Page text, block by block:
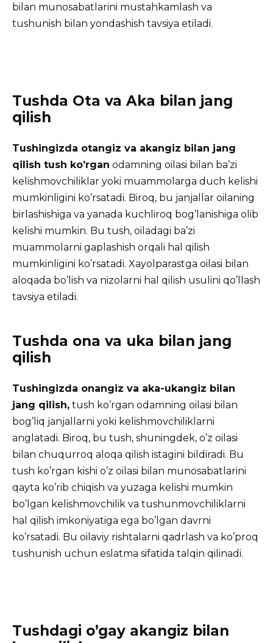
bilan munosabatlarini mustahkamlash va
tushunish bilan yondashish tavsiya etiladi.
Tushda Ota va Aka bilan jang
qilish
Tushingizda otangiz va akangiz bilan jang
qilish tush ko’rgan odamning oilasi bilan ba’zi
kelishmovchiliklar yoki muammolarga duch kelishi
mumkinligini ko’rsatadi. Biroq, bu janjallar oilaning
birlashishiga va yanada kuchliroq bog’lanishiga olib
kelishi mumkin. Bu tush, oiladagi ba’zi
muammolarni gaplashish orqali hal qilish
mumkinligini ko’rsatadi. Xayolparastga oilasi bilan
aloqada bo’lish va nizolarni hal qilish usulini qo’llash
tavsiya etiladi.
Tushda ona va uka bilan jang
qilish
Tushingizda onangiz va aka-ukangiz bilan
jang qilish, tush ko’rgan odamning oilasi bilan
bog’liq janjallarni yoki kelishmovchiliklarni
anglatadi. Biroq, bu tush, shuningdek, o’z oilasi
bilan chuqurroq aloqa qilish istagini bildiradi. Bu
tush ko’rgan kishi o’z oilasi bilan munosabatlarini
qayta ko’rib chiqish va yuzaga kelishi mumkin
bo’lgan kelishmovchilik va tushunmovchiliklarni
hal qilish imkoniyatiga ega bo’lgan davrni
ko’rsatadi. Bu oilaviy rishtalarni qadrlash va ko’proq
tushunish uchun eslatma sifatida talqin qilinadi.
Tushdagi o’gay akangiz bilan